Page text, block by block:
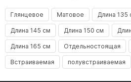
Глянцевое Матовое Длина 135
Длина 145 см Длина 150 см
Длина 165 см Отдельностоящая
Встраиваемая полувстраиваемая